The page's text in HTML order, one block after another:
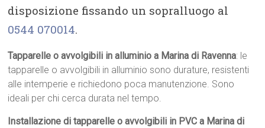
disposizione fissando un sopralluogo al
0544 070014.
Tapparelle o avvolgibili in alluminio a Marina di Ravenna: le
tapparelle o avvolgibili in alluminio sono durature, resistenti
alle intemperie e richiedono poca manutenzione. Sono
ideali per chi cerca durata nel tempo.
Installazione di tapparelle o avvolgibili in PVC a Marina di